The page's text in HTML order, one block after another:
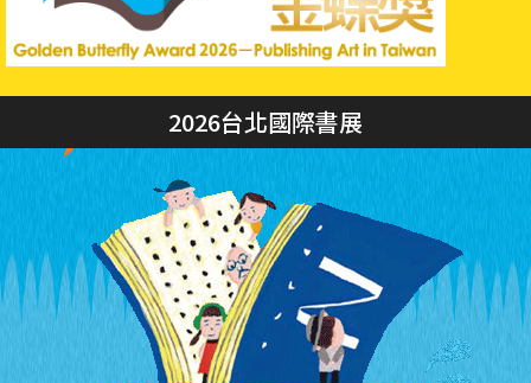
2026台北國際書展